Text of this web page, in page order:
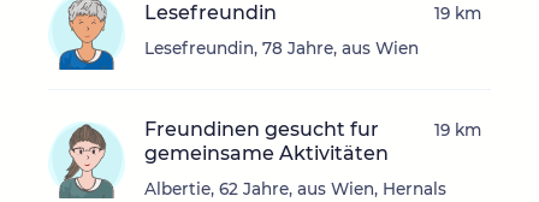
Lesefreundin
Lesefreundin, 78 Jahre, aus Wien
19 km
Freundinen gesucht fur
gemeinsame Aktivitäten
Albertie, 62 Jahre, aus Wien, Hernals
19 km